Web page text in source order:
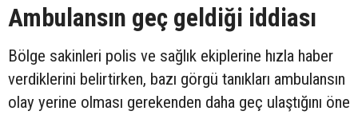
Ambulansın geç geldiği iddiası
Bölge sakinleri polis ve sağlık ekiplerine hızla haber
verdiklerini belirtirken, bazı görgü tanıkları ambulansın
olay yerine olması gerekenden daha geç ulaştığını öne